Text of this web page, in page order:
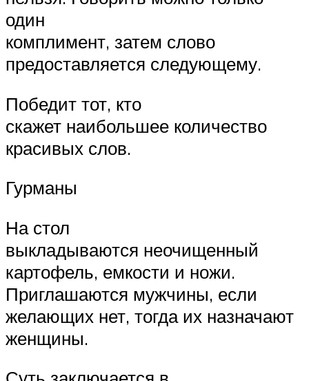
один
комплимент, затем слово
предоставляется следующему.
Победит тот, кто
скажет наибольшее количество
красивых слов.
Гурманы
На стол
выкладываются неочищенный
картофель, емкости и ножи.
Приглашаются мужчины, если
желающих нет, тогда их назначают
женщины.